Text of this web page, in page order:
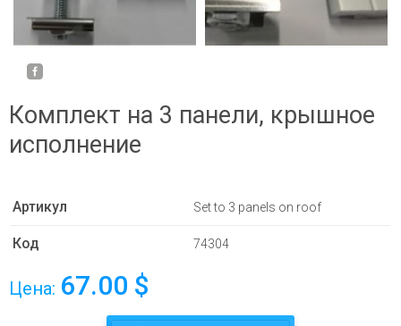
Комплект на 3 панели, крышное
исполнение
Артикул Set to 3 panels on roof
Код 74304
Цена: 67.00 $